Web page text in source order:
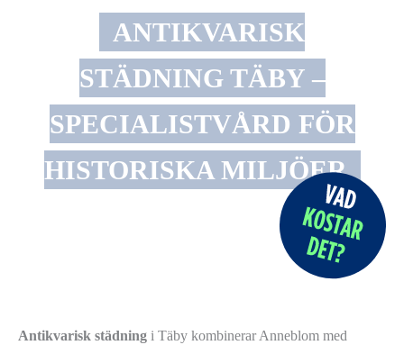
ANTIKVARISK
STÄDNING TÄBY –
SPECIALISTVÅRD FÖR
HISTORISKA MILJÖER
Antikvarisk städning i Täby kombinerar Anneblom med